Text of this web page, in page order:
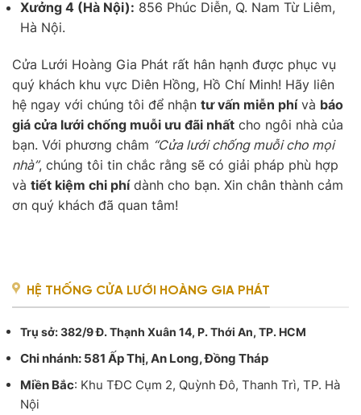
Xưởng 4 (Hà Nội): 856 Phúc Diễn, Q. Nam Từ Liêm,
Hà Nội.
Cửa Lưới Hoàng Gia Phát rất hân hạnh được phục vụ
quý khách khu vực Diên Hồng, Hồ Chí Minh! Hãy liên
hệ ngay với chúng tôi để nhận tư vấn miễn phívà báo
giá cửa lưới chống muỗi ưu đãi nhất cho ngôi nhà của
bạn. Với phương châm “Cửa lưới chống muỗi cho mọi
nhà”, chúng tôi tin chắc rằng sẽ có giải pháp phù hợp
và tiết kiệm chi phídành cho bạn. Xin chân thành cảm
ơn quý khách đã quan tâm!
HỆ THỐNG CỬA LƯỚI HOÀNG GIA PHÁT
Trụ sở: 382/9 Đ. Thạnh Xuân 14, P. Thới An, TP. HCM
Chi nhánh: 581 Ấp Thị, An Long, Đồng Tháp
Miền Bắc: Khu TĐC Cụm 2, Quỳnh Đô, Thanh Trì, TP. Hà
Nội